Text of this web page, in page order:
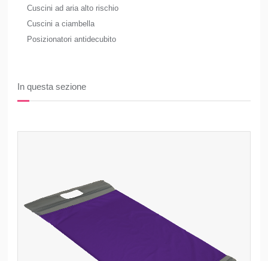
Cuscini ad aria alto rischio
Cuscini a ciambella
Posizionatori antidecubito
In questa sezione